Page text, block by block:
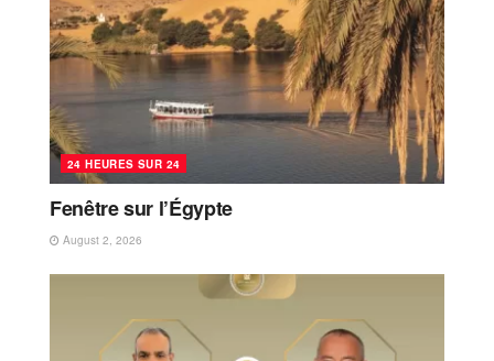
24 HEURES SUR 24
Fenêtre sur l’Égypte
August 2, 2026